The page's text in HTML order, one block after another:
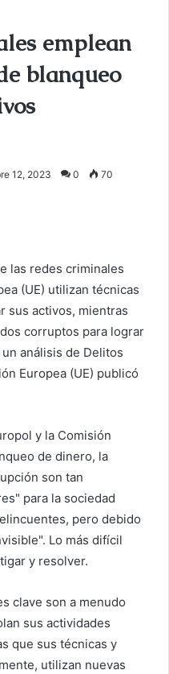
emplean
blanqueo
12, 2023 0 70
las redes criminales
(UE) utilizan técnicas
sus activos, mientras
corruptos para lograr
análisis de Delitos
Europea (UE) publicó
y la Comisión
de dinero, la
son tan
para la sociedad
pero debido
Lo más difícil
y resolver.
clave son a menudo
sus actividades
que sus técnicas y
utilizan nuevas